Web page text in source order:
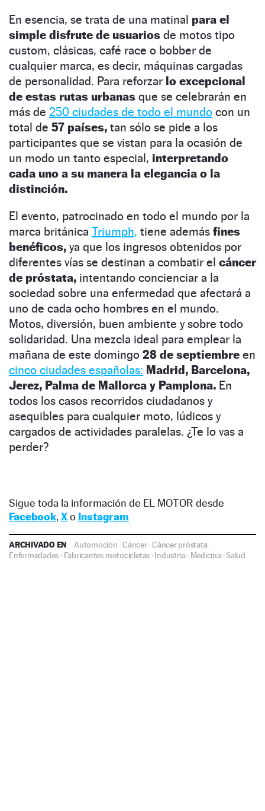
En esencia, se trata de una matinal para el
simple disfrute de usuarios de motos tipo
custom, clásicas, café race o bobber de
cualquier marca, es decir, máquinas cargadas
de personalidad. Para reforzar lo excepcional
de estas rutas urbanas que se celebrarán en
más de 250 ciudades de todo el mundo con un
total de 57 países, tan sólo se pide a los
participantes que se vistan para la ocasión de
un modo un tanto especial, interpretando
cada uno a su manera la elegancia o la
distinción.
El evento, patrocinado en todo el mundo por la
marca británica Triumph, tiene además fines
benéficos, ya que los ingresos obtenidos por
diferentes vías se destinan a combatir el cáncer
de próstata, intentando concienciar a la
sociedad sobre una enfermedad que afectará a
uno de cada ocho hombres en el mundo.
Motos, diversión, buen ambiente y sobre todo
solidaridad. Una mezcla ideal para emplear la
mañana de este domingo 28 de septiembre en
cinco ciudades españolas: Madrid, Barcelona,
Jerez, Palma de Mallorca y Pamplona. En
todos los casos recorridos ciudadanos y
asequibles para cualquier moto, lúdicos y
cargados de actividades paralelas. ¿Te lo vas a
perder?
Sigue toda la información de EL MOTOR desde
Facebook, Xo Instagram
ARCHIVADO EN Automoción ·Cáncer·Cáncer próstata·
Enfermedades · Fabricantes motocicletas ·Industria· Medicina·Salud